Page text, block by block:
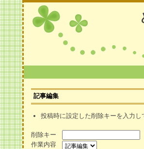
記事編集
投稿時に設定した削除キーを入力し
削除キー
作業内容